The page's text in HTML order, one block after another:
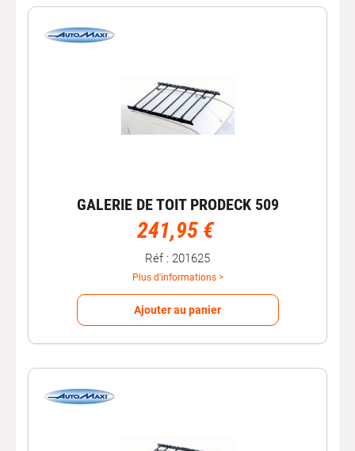
GALERIE DE TOIT PRODECK 509
241,95 €
Réf : 201625
Plus d'informations >
Ajouter au panier